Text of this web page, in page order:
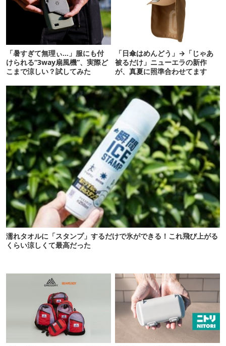
「暑すぎて無理ぃ…」服にも付
けられる“3way扇風機”、実際ど
こまで涼しい？試してみた
「日傘はめんどう」→「じゃあ
被るだけ」ニューエラの新作
が、真夏に照準合わせてます
濡れタオルに「スタンプ」するだけで氷ができる！これ飛び上がる
くらい涼しくて最高だった